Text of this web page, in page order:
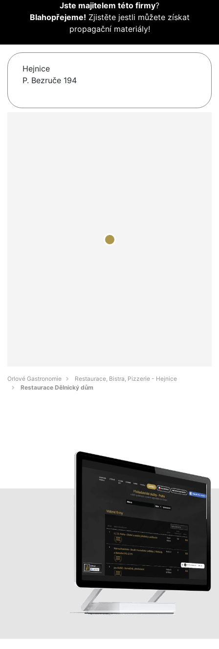
Jste majitelem této firmy?
Blahopřejeme! Zjistěte jestli můžete získat
propagační materiály!
Hejnice
P. Bezruče 194
Orlové Gastronomie
Restaurace, Bistra, Pizzerie - Hejnice
Restaurace Dělnický dům